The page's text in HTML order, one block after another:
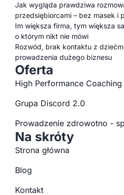
Jak wygląda prawdziwa
przedsiębiorcami – bez masek i
Im większa firma, tym większa
o którym nikt nie mówi
Rozwód, brak kontaktu z
prowadzenia dużego biznesu
Oferta
High Performance Coaching
Grupa Discord 2.0
Prowadzenie zdrowotno -
Na skróty
Strona główna
Blog
Kontakt